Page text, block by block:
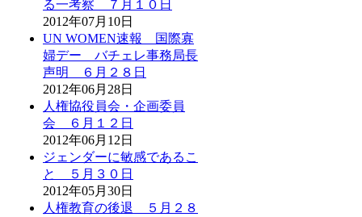
る一考察 ７月１０日
2012年07月10日
UN WOMEN速報 国際寡
婦デー バチェレ事務局長
声明 ６月２８日
2012年06月28日
人権協役員会・企画委員
会 ６月１２日
2012年06月12日
ジェンダーに敏感であるこ
と ５月３０日
2012年05月30日
人権教育の後退 ５月２８